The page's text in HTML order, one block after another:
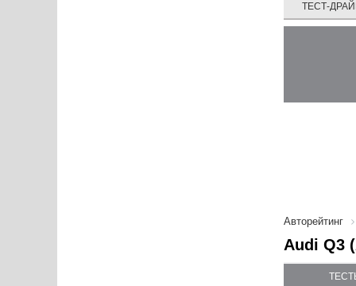
ТЕСТ-
Авторейтинг
Audi Q3